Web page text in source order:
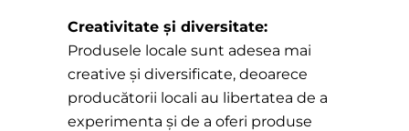
Creativitate și diversitate:
Produsele locale sunt adesea mai
creative și diversificate, deoarece
producătorii locali au libertatea de a
experimenta și de a oferi produse